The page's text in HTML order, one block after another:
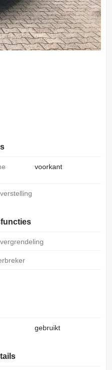
voorkant
vergrendeling
gebruikt